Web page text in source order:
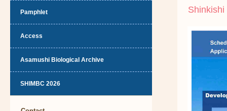
Pamphlet
Access
Asamushi Biological Archive
SHIMBC 2026